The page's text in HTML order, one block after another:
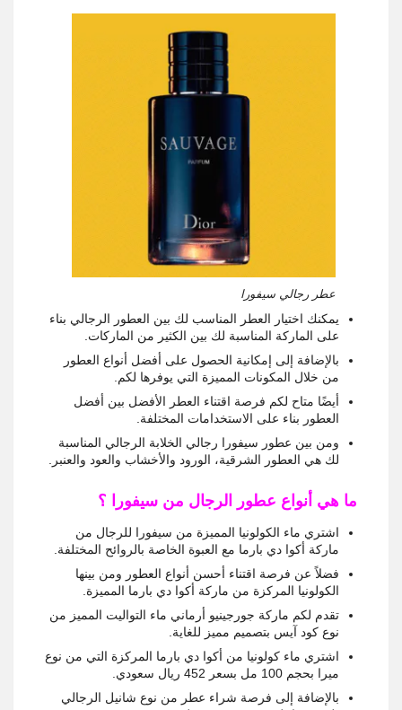
عطر رجالي سيفورا
يمكنك اختيار العطر المناسب لك بين العطور الرجالي بناء
على الماركة المناسبة لك بين الكثير من الماركات.
بالإضافة إلى إمكانية الحصول على أفضل أنواع العطور
من خلال المكونات المميزة التي يوفرها لكم.
أيضًا متاح لكم فرصة اقتناء العطر الأفضل بين أفضل
العطور بناء على الاستخدامات المختلفة.
ومن بين عطور سيفورا رجالي الخلابة الرجالي المناسبة
لك هي العطور الشرقية، الورود والأخشاب والعود والعنبر.
ما هي أنواع عطور الرجال من سيفورا ؟
اشتري ماء الكولونيا المميزة من سيفورا للرجال من
ماركة أكوا دي بارما مع العبوة الخاصة بالروائح المختلفة.
فضلاً عن فرصة اقتناء أحسن أنواع العطور ومن بينها
الكولونيا المركزة من ماركة أكوا دي بارما المميزة.
تقدم لكم ماركة جورجينيو أرماني ماء التواليت المميز من
نوع كود آيس بتصميم مميز للغاية.
اشتري ماء كولونيا من أكوا دي بارما المركزة التي من نوع
ميرا بحجم 100 مل بسعر 452 ريال سعودي.
بالإضافة إلى فرصة شراء عطر من نوع شانيل الرجالي